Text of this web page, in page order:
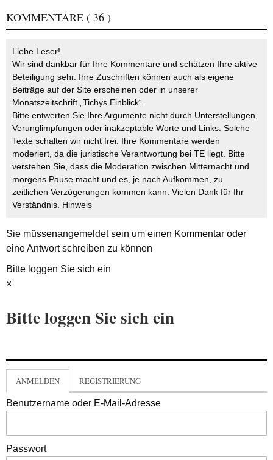
KOMMENTARE ( 36 )
Liebe Leser!
Wir sind dankbar für Ihre Kommentare und schätzen Ihre aktive
Beteiligung sehr. Ihre Zuschriften können auch als eigene
Beiträge auf der Site erscheinen oder in unserer
Monatszeitschrift „Tichys Einblick“.
Bitte entwerten Sie Ihre Argumente nicht durch Unterstellungen,
Verunglimpfungen oder inakzeptable Worte und Links. Solche
Texte schalten wir nicht frei. Ihre Kommentare werden
moderiert, da die juristische Verantwortung bei TE liegt. Bitte
verstehen Sie, dass die Moderation zwischen Mitternacht und
morgens Pause macht und es, je nach Aufkommen, zu
zeitlichen Verzögerungen kommen kann. Vielen Dank für Ihr
Verständnis. Hinweis
Sie müssenangemeldetsein um einen Kommentar oder
eine Antwort schreiben zu können
Bitte loggen Sie sich ein
×
Bitte loggen Sie sich ein
ANMELDEN REGISTRIERUNG
Benutzername oder E-Mail-Adresse
Passwort